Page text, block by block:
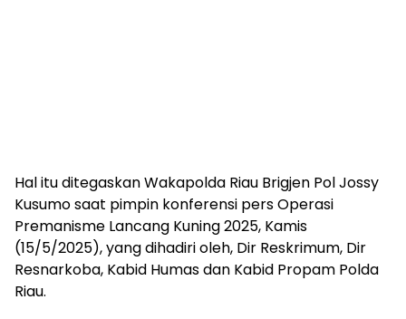
Hal itu ditegaskan Wakapolda Riau Brigjen Pol Jossy
Kusumo saat pimpin konferensi pers Operasi
Premanisme Lancang Kuning 2025, Kamis
(15/5/2025), yang dihadiri oleh, Dir Reskrimum, Dir
Resnarkoba, Kabid Humas dan Kabid Propam Polda
Riau.